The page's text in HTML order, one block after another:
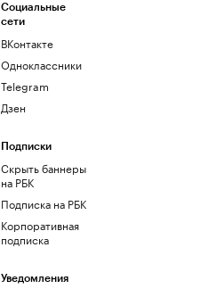
Социальные
сети
ВКонтакте
Одноклассники
Telegram
Дзен
Подписки
Скрыть баннеры
на РБК
Подписка на РБК
Корпоративная
подписка
Уведомления